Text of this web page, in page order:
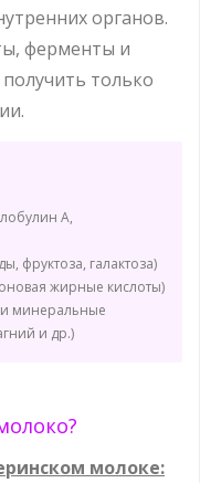
органов.
ферменты и
только
A,
фруктоза, галактоза)
жирные кислоты)
и минеральные
и др.)
молоке: